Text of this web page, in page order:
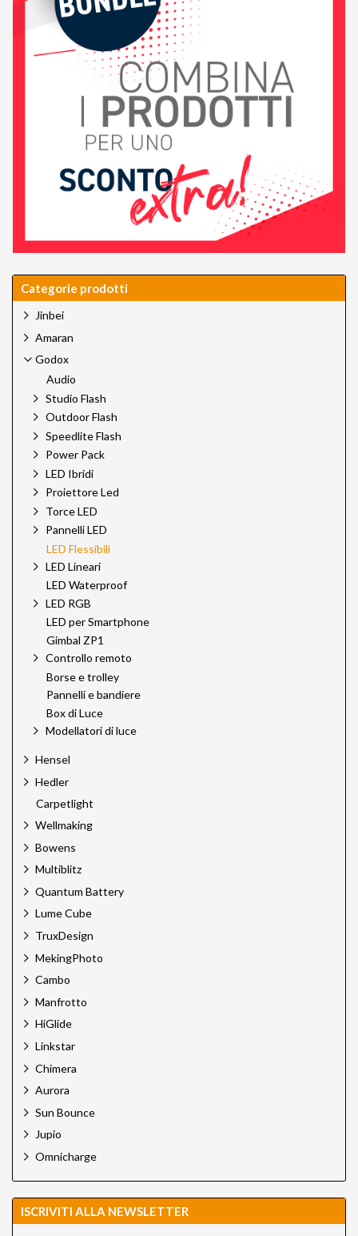
Categorie prodotti
Jinbei
Amaran
Godox
Audio
Studio Flash
Outdoor Flash
Speedlite Flash
Power Pack
LED Ibridi
Proiettore Led
Torce LED
Pannelli LED
LED Flessibili
LED Lineari
LED Waterproof
LED RGB
LED per Smartphone
Gimbal ZP1
Controllo remoto
Borse e trolley
Pannelli e bandiere
Box di Luce
Modellatori di luce
Hensel
Hedler
Carpetlight
Wellmaking
Bowens
Multiblitz
Quantum Battery
Lume Cube
TruxDesign
MekingPhoto
Cambo
Manfrotto
HiGlide
Linkstar
Chimera
Aurora
Sun Bounce
Jupio
Omnicharge
ISCRIVITI ALLA NEWSLETTER